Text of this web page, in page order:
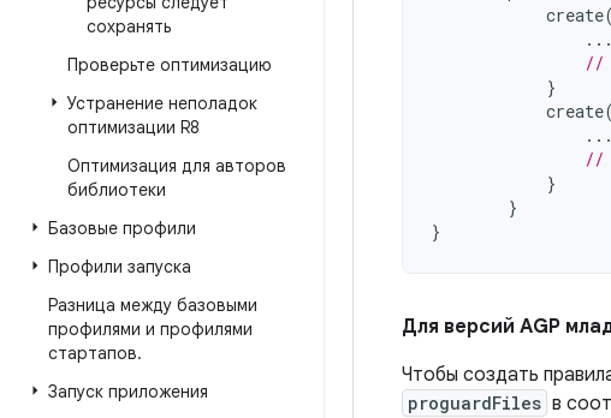
сохранять
Проверьте оптимизацию
Устранение неполадок
оптимизации R8
Оптимизация для авторов
библиотеки
Базовые профили
Профили запуска
Разница между базовыми
профилями и профилями
стартапов.
Запуск приложения
create(
...
//
}
create(
...
//
}
}
}
Для версий AGP
Чтобы создать
proguardFiles в